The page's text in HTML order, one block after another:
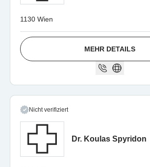
1130 Wien
MEHR DETAILS
Nicht verifiziert
Dr. Koulas Spyridon